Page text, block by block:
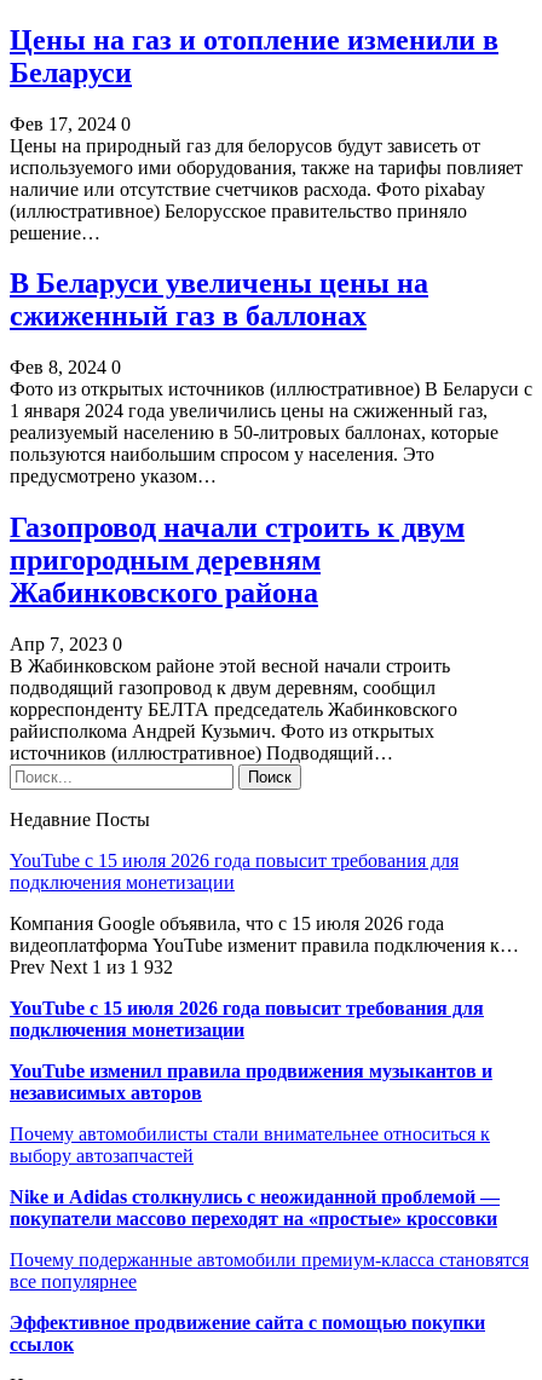
Цены на газ и отопление изменили в
Беларуси
Фев 17, 2024 0
Цены на природный газ для белорусов будут зависеть от
используемого ими оборудования, также на тарифы повлияет
наличие или отсутствие счетчиков расхода. Фото pixabay
(иллюстративное) Белорусское правительство приняло
решение…
В Беларуси увеличены цены на
сжиженный газ в баллонах
Фев 8, 2024 0
Фото из открытых источников (иллюстративное) В Беларуси с
1 января 2024 года увеличились цены на сжиженный газ,
реализуемый населению в 50-литровых баллонах, которые
пользуются наибольшим спросом у населения. Это
предусмотрено указом…
Газопровод начали строить к двум
пригородным деревням
Жабинковского района
Апр 7, 2023 0
В Жабинковском районе этой весной начали строить
подводящий газопровод к двум деревням, сообщил
корреспонденту БЕЛТА председатель Жабинковского
райисполкома Андрей Кузьмич. Фото из открытых
источников (иллюстративное) Подводящий…
Недавние Посты
YouTube с 15 июля 2026 года повысит требования для
подключения монетизации
Компания Google объявила, что с 15 июля 2026 года
видеоплатформа YouTube изменит правила подключения к…
Prev Next 1 из 1 932
YouTube с 15 июля 2026 года повысит требования для
подключения монетизации
YouTube изменил правила продвижения музыкантов и
независимых авторов
Почему автомобилисты стали внимательнее относиться к
выбору автозапчастей
Nike и Adidas столкнулись с неожиданной проблемой —
покупатели массово переходят на «простые» кроссовки
Почему подержанные автомобили премиум-класса становятся
все популярнее
Эффективное продвижение сайта с помощью покупки
ссылок